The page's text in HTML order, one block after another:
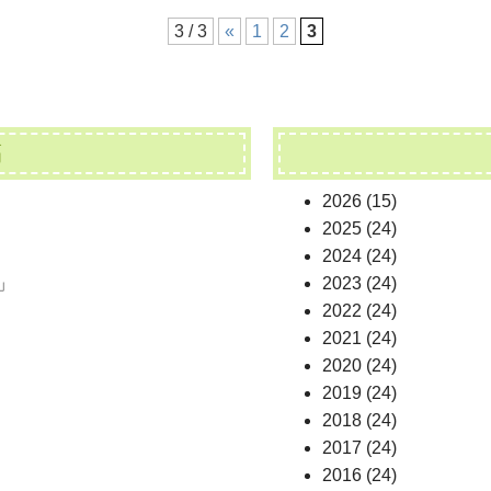
3 / 3 « 1 2 3
2026 (15)
2025 (24)
2024 (24)
2023 (24)
2022 (24)
2021 (24)
2020 (24)
2019 (24)
2018 (24)
2017 (24)
2016 (24)